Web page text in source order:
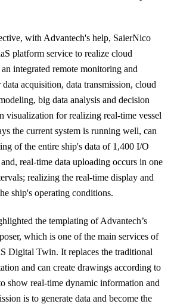
with Advantech's help, SaierNico
platform service to realize cloud
integrated remote monitoring and
acquisition, data transmission, cloud
big data analysis and decision
visualization for realizing real-time vessel
the current system is running well, can
of the entire ship's data of 1,400 I/O
real-time data uploading occurs in one
realizing the real-time display and
ship's operating conditions.
the templating of Advantech’s
which is one of the main services of
Digital Twin. It replaces the traditional
and can create drawings according to
show real-time dynamic information and
is to generate data and become the